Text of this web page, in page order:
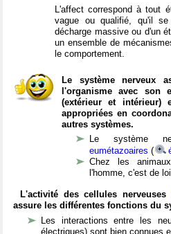
L'affect correspond à tout
vague ou qualifié, qu'il
décharge massive ou d'un
un ensemble de
le comportement.
Le système nerveux
l'organisme avec son
(extérieur et intérieur)
appropriées en
autres systèmes.
Le système
eumétazoaires (
Chez les
l'homme, c'est de
L'activité des cellules nerveuses
assure les différentes fonctions du
Les interactions entre les
électriques) sont bien connues